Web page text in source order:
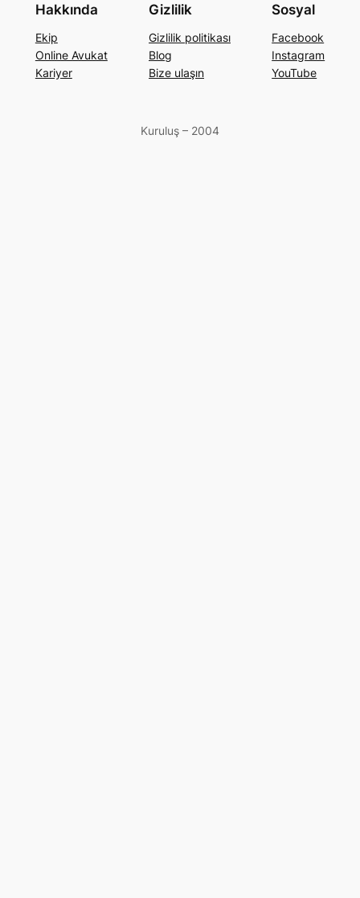
Hakkında
Ekip
Online Avukat
Kariyer
Gizlilik
Gizlilik politikası
Blog
Bize ulaşın
Sosyal
Facebook
Instagram
YouTube
Kuruluş – 2004